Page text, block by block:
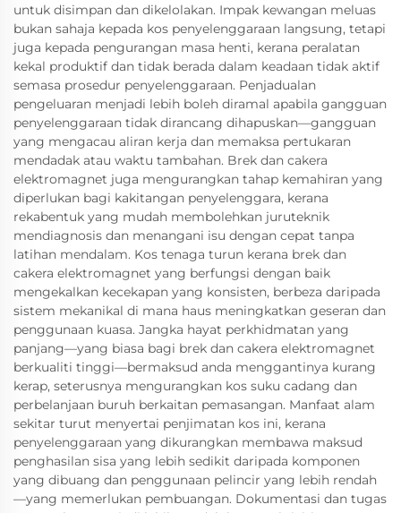
untuk disimpan dan dikelolakan. Impak kewangan meluas
bukan sahaja kepada kos penyelenggaraan langsung, tetapi
juga kepada pengurangan masa henti, kerana peralatan
kekal produktif dan tidak berada dalam keadaan tidak aktif
semasa prosedur penyelenggaraan. Penjadualan
pengeluaran menjadi lebih boleh diramal apabila gangguan
penyelenggaraan tidak dirancang dihapuskan—gangguan
yang mengacau aliran kerja dan memaksa pertukaran
mendadak atau waktu tambahan. Brek dan cakera
elektromagnet juga mengurangkan tahap kemahiran yang
diperlukan bagi kakitangan penyelenggara, kerana
rekabentuk yang mudah membolehkan juruteknik
mendiagnosis dan menangani isu dengan cepat tanpa
latihan mendalam. Kos tenaga turun kerana brek dan
cakera elektromagnet yang berfungsi dengan baik
mengekalkan kecekapan yang konsisten, berbeza daripada
sistem mekanikal di mana haus meningkatkan geseran dan
penggunaan kuasa. Jangka hayat perkhidmatan yang
panjang—yang biasa bagi brek dan cakera elektromagnet
berkualiti tinggi—bermaksud anda menggantinya kurang
kerap, seterusnya mengurangkan kos suku cadang dan
perbelanjaan buruh berkaitan pemasangan. Manfaat alam
sekitar turut menyertai penjimatan kos ini, kerana
penyelenggaraan yang dikurangkan membawa maksud
penghasilan sisa yang lebih sedikit daripada komponen
yang dibuang dan penggunaan pelincir yang lebih rendah
—yang memerlukan pembuangan. Dokumentasi dan tugas